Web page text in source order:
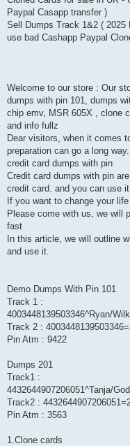
Paypal Casapp transfer )
Sell Dumps Track 1&2 ( 2025
use bad Cashapp Paypal
Welcome to our store : Our
dumps with pin 101, dumps
chip emv, MSR 605X , clone
and info fullz
Dear visitors, when it comes
preparation can go a long
credit card dumps with pin
Credit card dumps with pin
credit card. and you can use
If you want to change your
Please come with us, we will
fast
In this article, we will outline
and use it.
Demo Dumps With Pin 101
Track 1 :
4003448139503346^Ryan/
Track 2 :
Pin Atm : 9422
Dumps 201
Track1 :
4432644907206051^Tanja/
Track2 :
Pin Atm : 3563
1.Clone cards